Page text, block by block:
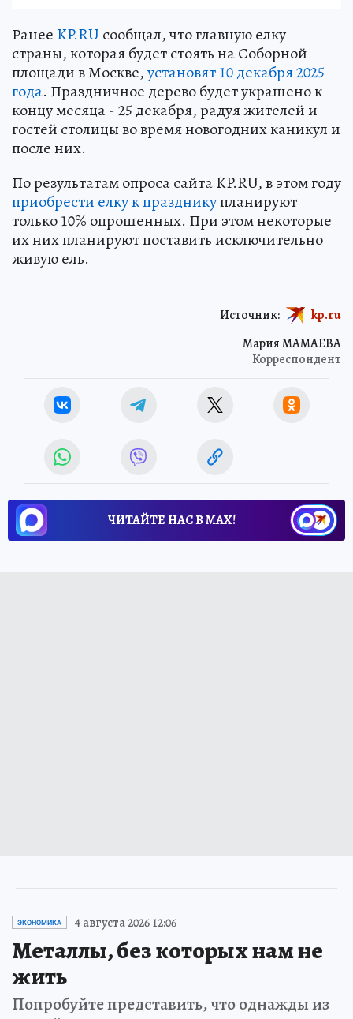
Ранее KP.RU сообщал, что главную елку
страны, которая будет стоять на Соборной
площади в Москве,установят 10 декабря 2025
года. Праздничное дерево будет украшено к
концу месяца - 25 декабря, радуя жителей и
гостей столицы во время новогодних каникул и
после них.
По результатам опроса сайта KP.RU, в этом году
приобрести елку к праздникупланируют
только 10% опрошенных. При этом некоторые
их них планируют поставить исключительно
живую ель.
Мария МАМАЕВА
Корреспондент
Источник: kp.ru
ЧИТАЙТЕ НАС В МАХ!
ЭКОНОМИКА 4 августа 2026 12:06
Металлы, без которых нам не
жить
Попробуйте представить, что однажды из